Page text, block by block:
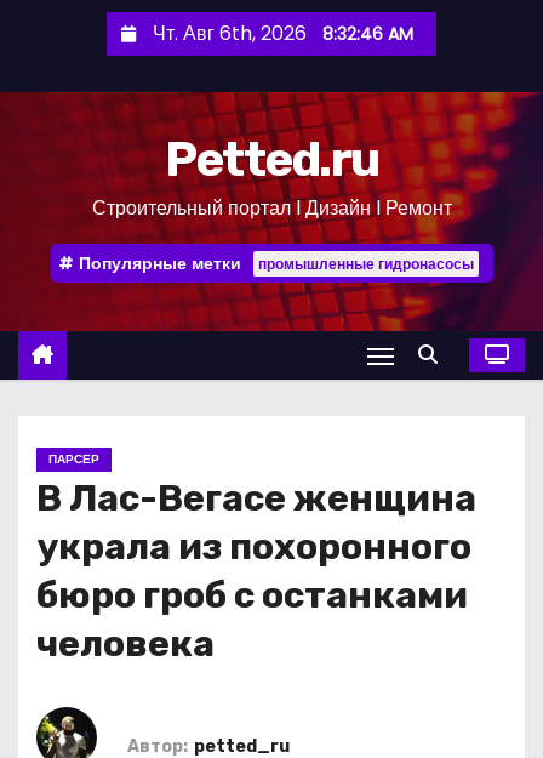
е
Чт. Авг 6th, 2026 8:32:47 AM
Petted.ru
Строительный портал l Дизайн l Ремонт
Популярные метки промышленные гидронасосы
ПАРСЕР
В Лас-Вегасе женщина
украла из похоронного
бюро гроб с останками
человека
Автор: petted_ru